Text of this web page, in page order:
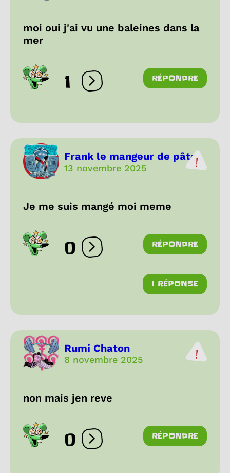
moi oui j'ai vu une baleines dans la
mer
1 Ouvrir les réactions
RÉPONDRE
Frank le mangeur de pâtes
13 novembre 2025
Je me suis mangé moi meme
0 Ouvrir les réactions
RÉPONDRE
1 RÉPONSE
Rumi Chaton
8 novembre 2025
non mais jen reve
0 Ouvrir les réactions
RÉPONDRE